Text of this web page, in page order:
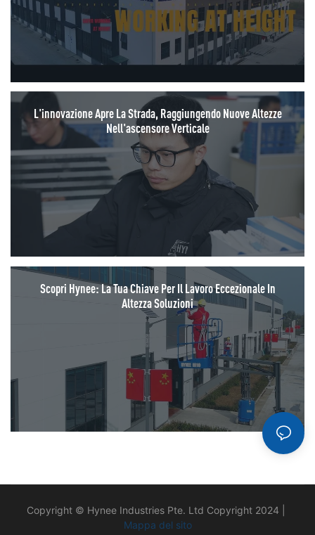
L'innovazione Apre La Strada, Raggiungendo Nuove Altezze
Nell'ascensore Verticale
Scopri Hynee: La Tua Chiave Per Il Lavoro Eccezionale In
Altezza Soluzioni
Copyright © Hynee Industries Pte. Ltd Copyright 2024 |
Mappa del sito